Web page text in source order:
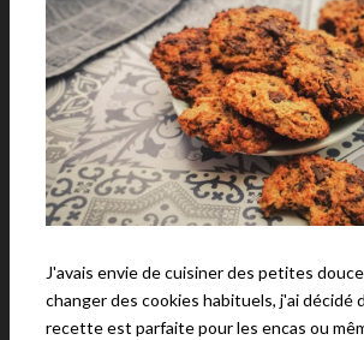
J'avais envie de cuisiner des petites
changer des cookies habituels, j'ai décidé
recette est parfaite pour les encas ou